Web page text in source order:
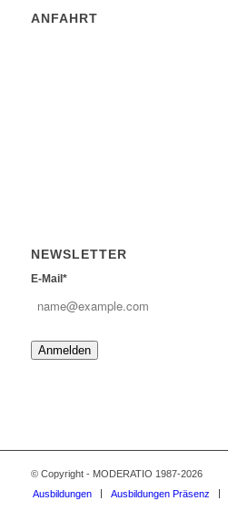
ANFAHRT
NEWSLETTER
E-Mail*
Anmelden
© Copyright - MODERATIO 1987-2026
Ausbildungen
Ausbildungen Präsenz